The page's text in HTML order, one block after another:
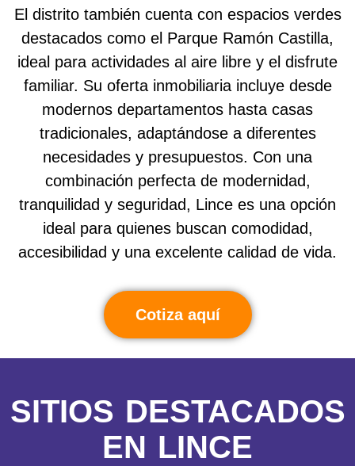
El distrito también cuenta con espacios verdes
destacados como el Parque Ramón Castilla,
ideal para actividades al aire libre y el disfrute
familiar. Su oferta inmobiliaria incluye desde
modernos departamentos hasta casas
tradicionales, adaptándose a diferentes
necesidades y presupuestos. Con una
combinación perfecta de modernidad,
tranquilidad y seguridad, Lince es una opción
ideal para quienes buscan comodidad,
accesibilidad y una excelente calidad de vida.
Cotiza aquí
SITIOS DESTACADOS
EN LINCE